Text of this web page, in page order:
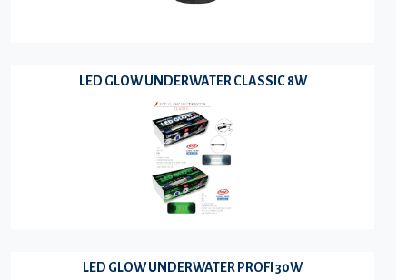
LED GLOW UNDERWATER CLASSIC 8W
LED GLOW UNDERWATER PROFI 30W